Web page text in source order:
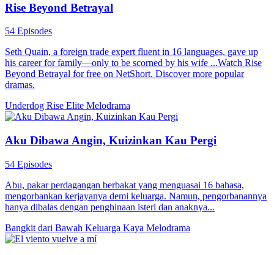
Rise Beyond Betrayal
54 Episodes
Seth Quain, a foreign trade expert fluent in 16 languages, gave up
his career for family—only to be scorned by his wife ...Watch Rise
Beyond Betrayal for free on NetShort. Discover more popular
dramas.
Underdog Rise Elite Melodrama
Aku Dibawa Angin, Kuizinkan Kau Pergi
54 Episodes
Abu, pakar perdagangan berbakat yang menguasai 16 bahasa,
mengorbankan kerjayanya demi keluarga. Namun, pengorbanannya
hanya dibalas dengan penghinaan isteri dan anaknya...
Bangkit dari Bawah Keluarga Kaya Melodrama